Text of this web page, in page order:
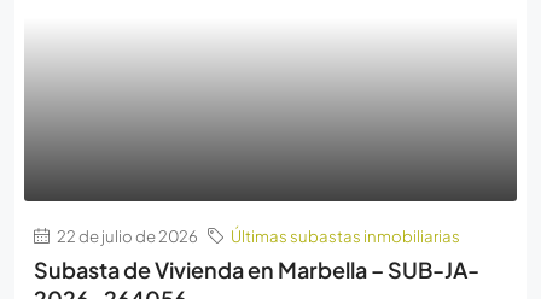
22 de julio de 2026 Últimas subastas inmobiliarias
Subasta de Vivienda en Marbella – SUB-JA-